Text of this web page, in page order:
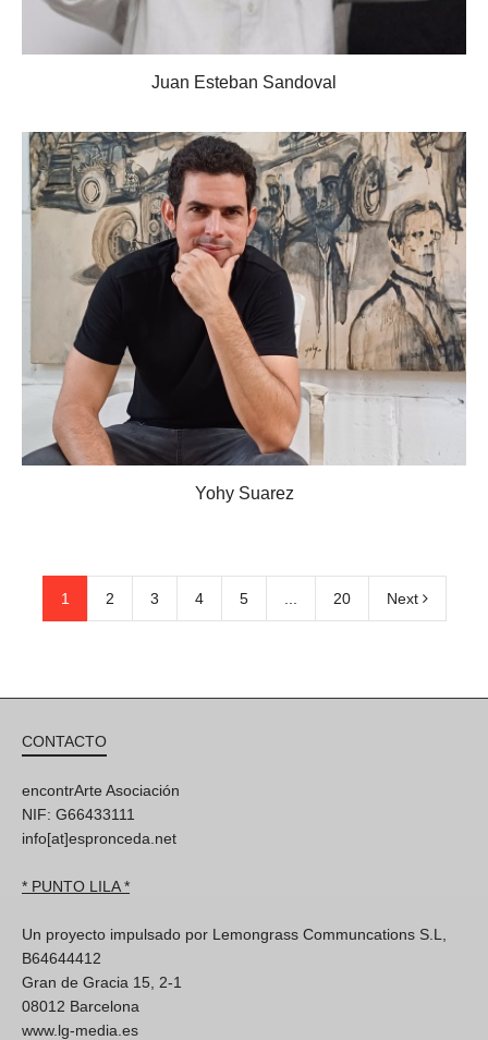
Juan Esteban Sandoval
Yohy Suarez
1 2 3 4 5 20 Next
CONTACTO
encontrArte Asociación
NIF: G66433111
info[at]espronceda.net
* PUNTO LILA *
Un proyecto impulsado por Lemongrass Communcations S.L,
B64644412
Gran de Gracia 15, 2-1
08012 Barcelona
www.lg-media.es